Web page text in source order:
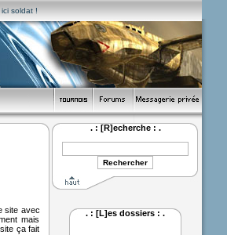
soldat !
site avec
mais
ça fait
. : [R]echerche : .
. : [L]es dossiers : .